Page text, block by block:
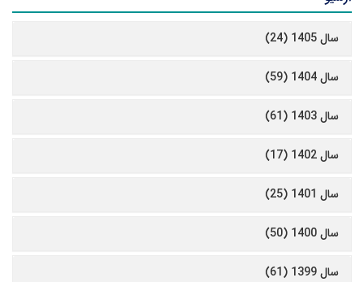
سال 1405 (24)
سال 1404 (59)
سال 1403 (61)
سال 1402 (17)
سال 1401 (25)
سال 1400 (50)
سال 1399 (61)